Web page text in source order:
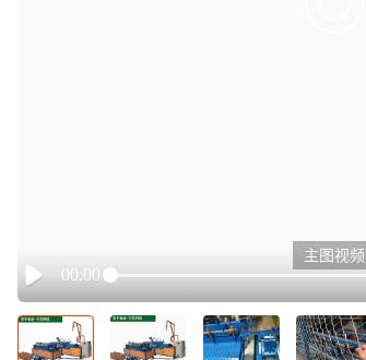
Play
00:00
主图视频